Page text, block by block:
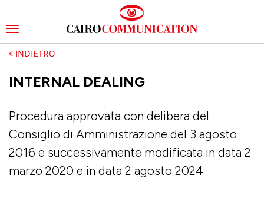
Salta
contenuto
principale
Toggle
navigation
INTERNAL DEALING
Procedura approvata con delibera del
Consiglio di Amministrazione del 3 agosto
2016 e successivamente modificata in data 2
marzo 2020 e in data 2 agosto 2024